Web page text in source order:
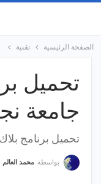
الصفحة الرئيسية تقنية
تحميل
جامعة
تحميل برنامج
بواسطة محمد العالم